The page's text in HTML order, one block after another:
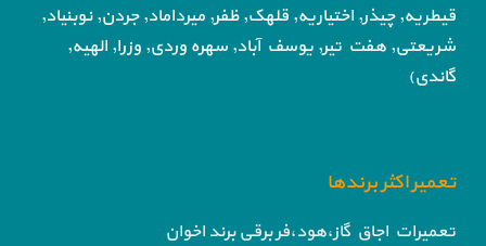
قیطریه, چیذر, اختیاریه, قلهک, ظفر, میرداماد, جردن, نوبنیاد,
شریعتی, هفت تیر, یوسف آباد, سهره وردی, وزرا, الهیه,
گاندی)
تعمیر اکثر برندها
تعمیرات اجاق گاز،هود،فر برقی برند اخوان